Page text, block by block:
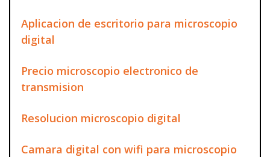
Aplicacion de escritorio para microscopio
digital
Precio microscopio electronico de
transmision
Resolucion microscopio digital
Camara digital con wifi para microscopio